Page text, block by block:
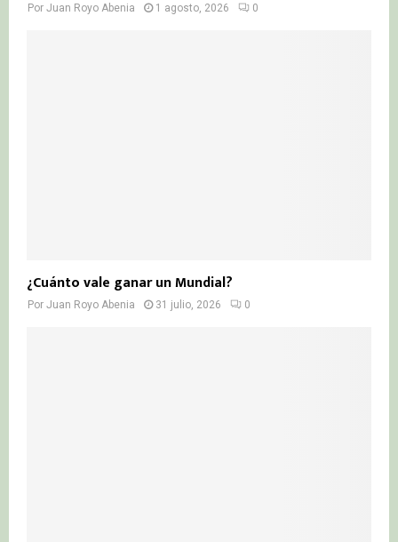
Por Juan Royo Abenia 1 agosto, 2026 0
¿Cuánto vale ganar un Mundial?
Por Juan Royo Abenia 31 julio, 2026 0